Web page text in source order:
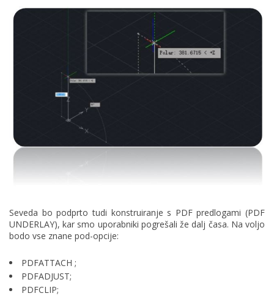
Seveda bo podprto tudi konstruiranje s PDF predlogami (PDF
UNDERLAY), kar smo uporabniki pogrešali že dalj časa. Na voljo
bodo vse znane pod-opcije:
PDFATTACH ;
PDFADJUST;
PDFCLIP;